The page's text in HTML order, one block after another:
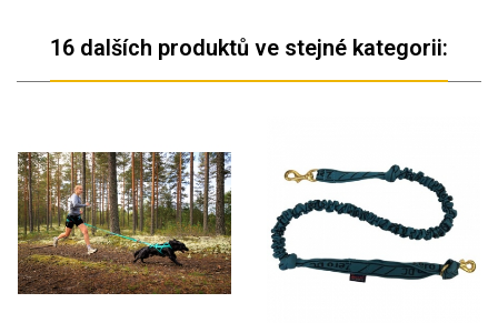
16 dalších produktů ve stejné kategorii: